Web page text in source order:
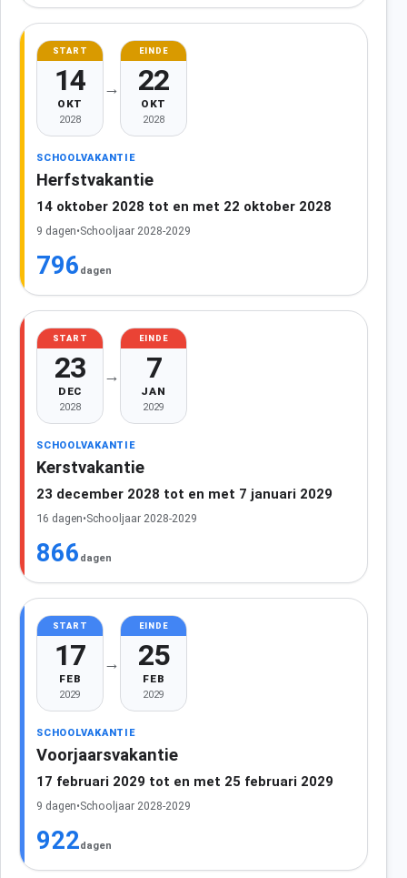
START
14
OKT
2028
→
EINDE
22
OKT
2028
SCHOOLVAKANTIE
Herfstvakantie
14 oktober 2028 tot en met 22 oktober 2028
9 dagen•Schooljaar 2028-2029
796 dagen
START
23
DEC
2028
→
EINDE
7
JAN
2029
SCHOOLVAKANTIE
Kerstvakantie
23 december 2028 tot en met 7 januari 2029
16 dagen•Schooljaar 2028-2029
866 dagen
START
17
FEB
2029
→
EINDE
25
FEB
2029
SCHOOLVAKANTIE
Voorjaarsvakantie
17 februari 2029 tot en met 25 februari 2029
9 dagen•Schooljaar 2028-2029
922dagen